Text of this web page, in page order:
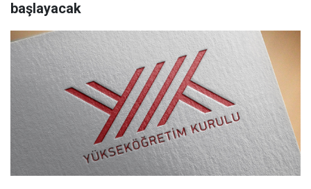
başlayacak